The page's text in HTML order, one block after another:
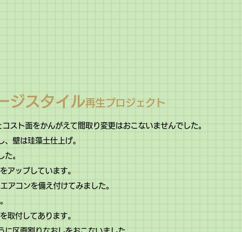
ジスタイル再生プロジェクト
スト面をかんがえて間取り変更はおこないませんでした。
壁は珪藻土仕上げ。
た。
アップしています。
アコンを備え付けてみました。
取付してあります。